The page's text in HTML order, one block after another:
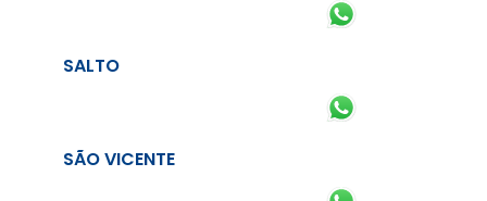
SALTO
SÃO VICENTE